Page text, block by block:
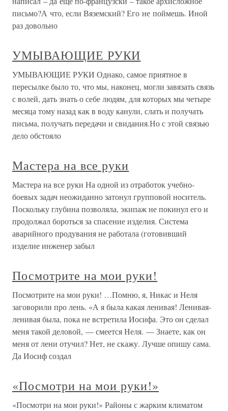
письмо?А что, если Вяземский? Его не поймешь. Иной
раз довольно
УМЫВАЮЩИЕ РУКИ
УМЫВАЮЩИЕ РУКИ Однако, самое приятное в
пересылке было то, что мы, наконец, могли завязать связь
с волей, дать знать о себе людям, для которых мы четыре
месяца тому назад как в воду канули, слать и получать
письма, получать передачи и свидания.Но с этой связью
дело обстояло
Мастера на все руки
Мастера на все руки На одной из отработок учебно-
боевых задач неожиданно затонул групповой носитель.
Поскольку глубина позволяла, экипаж не покинул его и
продолжал бороться за спасение изделия. Система
аварийного продувания не работала (готовивший
изделие инженер забыл
Посмотрите на мои руки!
Посмотрите на мои руки! …Помню, я, Никас и Неля
заговорили про лень. «А я была какая ленивая! Ленивая-
ленивая была, пока не встретила Иосифа. Это он сделал
меня такой деловой, — смеется Неля. — Знаете, как он
меня от лени отучил? Нет, не скажу. Лучше опишу сама.
Да Иосиф создал
«Посмотри на мои руки!»
«Посмотри на мои руки!» Районы с жарким климатом